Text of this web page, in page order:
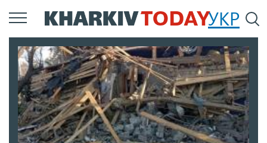
Перейти
к
содержанию
УКР